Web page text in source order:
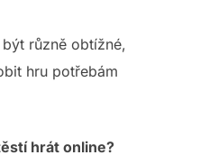
různě obtížné,
hru potřebám
hrát online?